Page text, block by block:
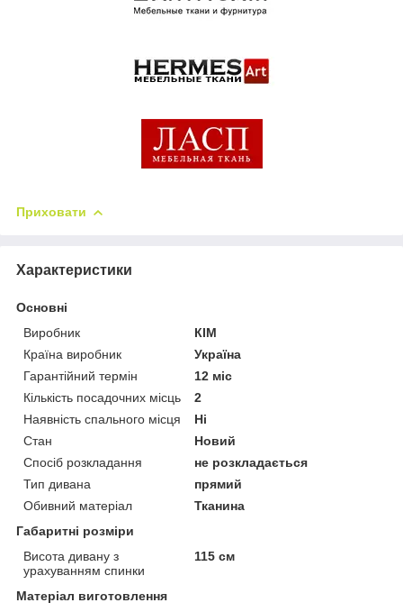
Приховати
Характеристики
Основні
Виробник
КІМ
Країна виробник
Україна
Гарантійний термін
12 міс
Кількість посадочних місць
2
Наявність спального місця
Ні
Стан
Новий
Спосіб розкладання
не розкладається
Тип дивана
прямий
Обивний матеріал
Тканина
Габаритні розміри
Висота дивану з
урахуванням спинки
115 см
Матеріал виготовлення